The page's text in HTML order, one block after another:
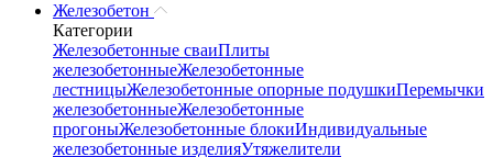
Железобетон
Категории
Железобетонные сваиПлиты
железобетонныеЖелезобетонные
лестницыЖелезобетонные опорные подушкиПеремычки
железобетонныеЖелезобетонные
прогоныЖелезобетонные блокиИндивидуальные
железобетонные изделияУтяжелители